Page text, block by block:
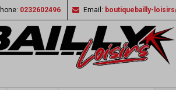
0232602496 Email: boutiquebailly-